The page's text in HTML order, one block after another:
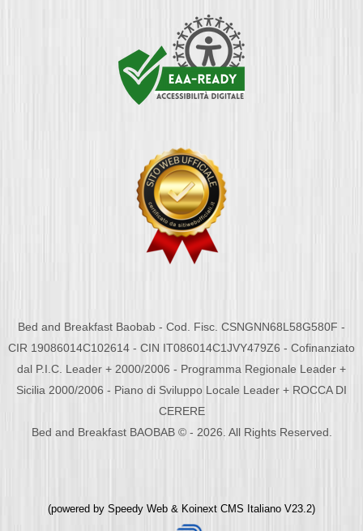
Bed and Breakfast Baobab - Cod. Fisc. CSNGNN68L58G580F -
CIR 19086014C102614 - CIN IT086014C1JVY479Z6 - Cofinanziato
dal P.I.C. Leader + 2000/2006 - Programma Regionale Leader +
Sicilia 2000/2006 - Piano di Sviluppo Locale Leader + ROCCA DI
CERERE
Bed and Breakfast BAOBAB © - 2026. All Rights Reserved.
(powered by Speedy Web & Koinext CMS Italiano V23.2)